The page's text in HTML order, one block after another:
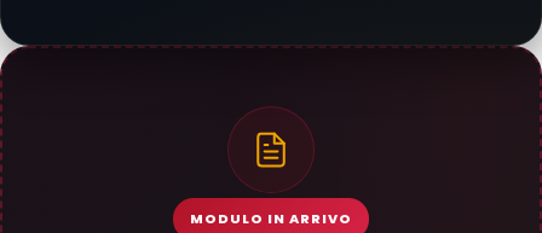
MODULO IN ARRIVO